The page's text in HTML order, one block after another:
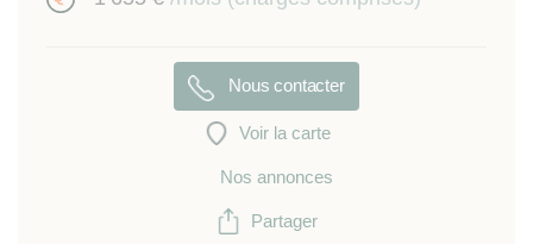
Nous contacter
Voir la carte
Nos annonces
Partager